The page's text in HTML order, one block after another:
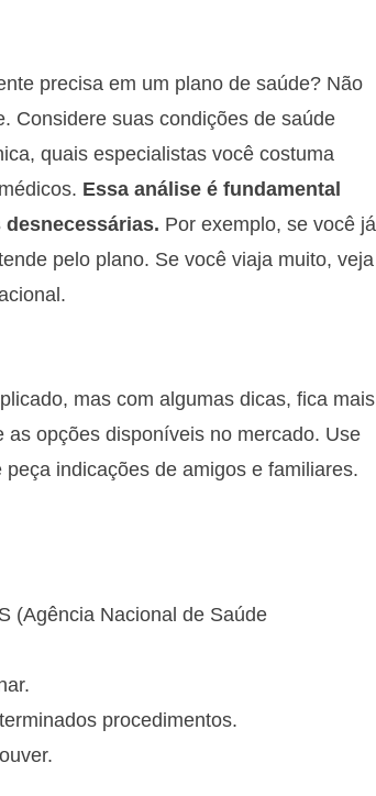
precisa em um plano de saúde? Não
Considere suas condições de saúde
quais especialistas você costuma
Essa análise é fundamental
Por exemplo, se você já
pelo plano. Se você viaja muito, veja
mas com algumas dicas, fica mais
opções disponíveis no mercado. Use
indicações de amigos e familiares.
(Agência Nacional de Saúde
procedimentos.